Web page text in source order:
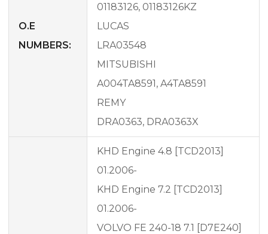
O.E
NUMBERS:
01183126, 01183126KZ
LUCAS
LRA03548
MITSUBISHI
A004TA8591, A4TA8591
REMY
DRA0363, DRA0363X
KHD Engine 4.8 [TCD2013]
01.2006-
KHD Engine 7.2 [TCD2013]
01.2006-
VOLVO FE 240-18 7.1 [D7E240]